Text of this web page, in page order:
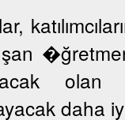
olan
daha